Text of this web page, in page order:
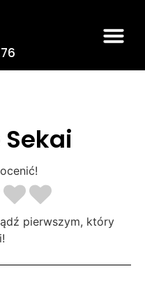
Sekai
pierwszym, który